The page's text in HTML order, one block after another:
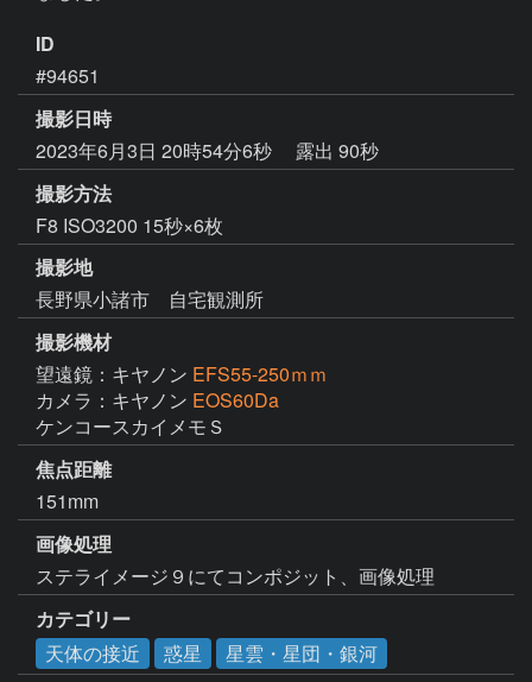
ID
#94651
撮影日時
2023年6月3日 20時54分6秒
露出 90秒
撮影方法
F8 ISO3200 15秒×6枚
撮影地
長野県小諸市 自宅観測所
撮影機材
望遠鏡：キヤノン EFS55-250ｍｍ
カメラ：キヤノン EOS60Da
ケンコースカイメモＳ
焦点距離
151mm
画像処理
ステライメージ９にてコンポジット、画像処理
カテゴリー
天体の接近
惑星
星雲・星団・銀河